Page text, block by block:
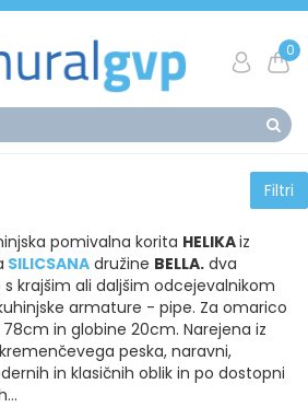
0
Filtri
pomivalna korita HELIKAiz
SILICSANA družine BELLA. dva
krajšim ali daljšim odcejevalnikom
armature - pipe. Za omarico
in globine 20cm. Narejena iz
peska, naravni,
in klasičnih oblik in po dostopni